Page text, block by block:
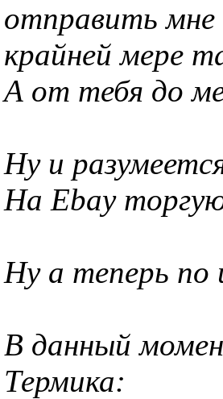
отправить мне
крайней мере
А от тебя до
Ну и
На Ebay торгую
Ну а теперь по
В данный
Термика: